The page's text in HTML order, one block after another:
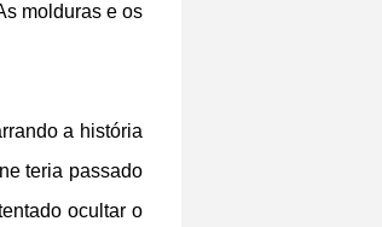
molduras e os
a história
teria passado
ocultar o